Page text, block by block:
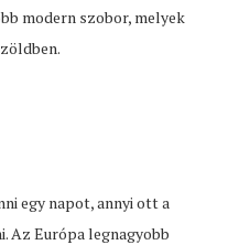
modern szobor, melyek
egy napot, annyi ott a
Az Európa legnagyobb